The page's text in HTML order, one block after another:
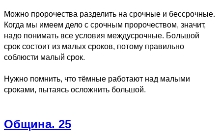
Можно пророчества разделить на срочные и бессрочные.
Когда мы имеем дело с срочным пророчеством, значит,
надо понимать все условия междусрочные. Большой
срок состоит из малых сроков, потому правильно
соблюсти малый срок.
Нужно помнить, что тёмные работают над малыми
сроками, пытаясь осложнить большой.
Община. 25